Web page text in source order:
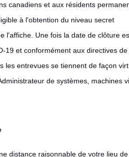
canadiens et aux résidents
à l'obtention du niveau secret
l'affiche. Une fois la date de clôture
19 et conformément aux directives
les entrevues se tiennent de façon
de systèmes, machines
distance raisonnable de votre lieu